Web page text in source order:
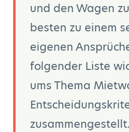
und den Wagen
besten zu einem
eigenen
folgender Liste
ums Thema